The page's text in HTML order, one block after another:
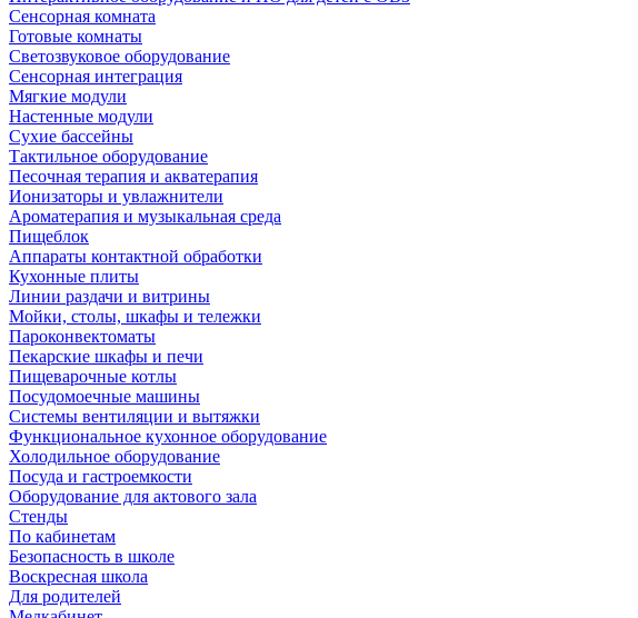
Сенсорная комната
Готовые комнаты
Светозвуковое оборудование
Сенсорная интеграция
Мягкие модули
Настенные модули
Сухие бассейны
Тактильное оборудование
Песочная терапия и акватерапия
Ионизаторы и увлажнители
Ароматерапия и музыкальная среда
Пищеблок
Аппараты контактной обработки
Кухонные плиты
Линии раздачи и витрины
Мойки, столы, шкафы и тележки
Пароконвектоматы
Пекарские шкафы и печи
Пищеварочные котлы
Посудомоечные машины
Системы вентиляции и вытяжки
Функциональное кухонное оборудование
Холодильное оборудование
Посуда и гастроемкости
Оборудование для актового зала
Стенды
По кабинетам
Безопасность в школе
Воскресная школа
Для родителей